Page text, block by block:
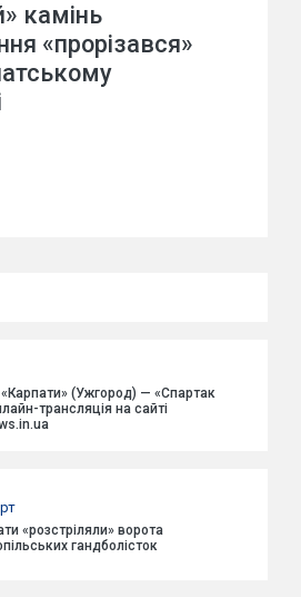
камінь
«прорізався»
(Ужгород) — «Спартак
трансляція на сайті
«розстріляли» ворота
гандболісток